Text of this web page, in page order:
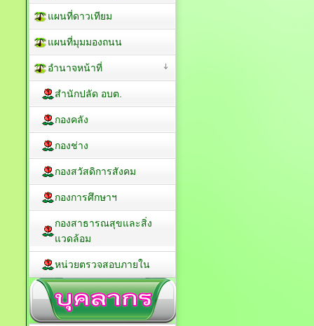
แผนที่ดาวเทียม
แผนที่มุมมองถนน
อำนาจหน้าที่
สำนักปลัด อบต.
กองคลัง
กองช่าง
กองสวัสดิการสังคม
กองการศึกษาฯ
กองสาธารณสุขและสิ่ง
แวดล้อม
หน่วยตรวจสอบภายใน